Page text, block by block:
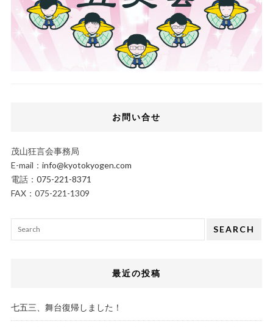
お問い合せ
茂山狂言会事務局
E-mail： info@kyotokyogen.com
電話： 075-221-8371
FAX：075-221-1309
SEARCH
最近の投稿
七五三、舞台復帰しました！